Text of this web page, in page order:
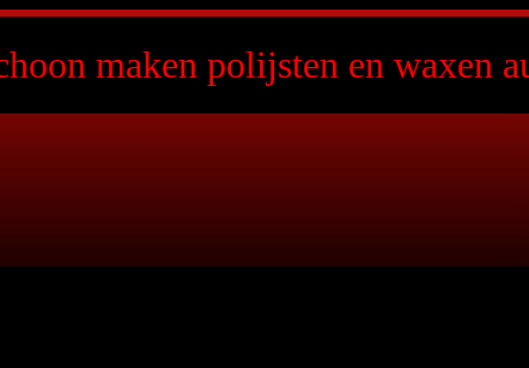
maken polijsten en waxen